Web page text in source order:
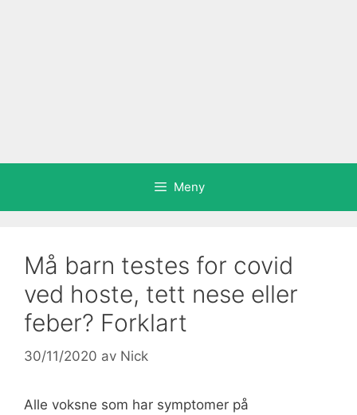
Meny
Må barn testes for covid
ved hoste, tett nese eller
feber? Forklart
30/11/2020 av Nick
Alle voksne som har symptomer på